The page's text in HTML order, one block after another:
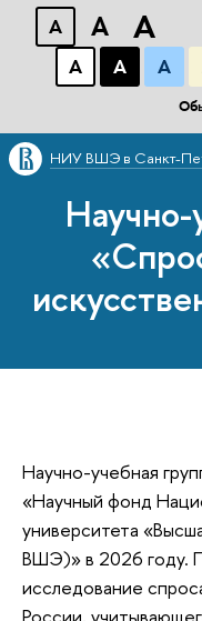
A A A
А
А А
НИУ ВШЭ в Санкт-
Научно-
Научно-учебная
«Научный фонд
университета
ВШЭ)» в 2026 году.
исследование
России,